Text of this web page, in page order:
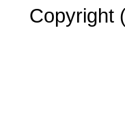
Copyright